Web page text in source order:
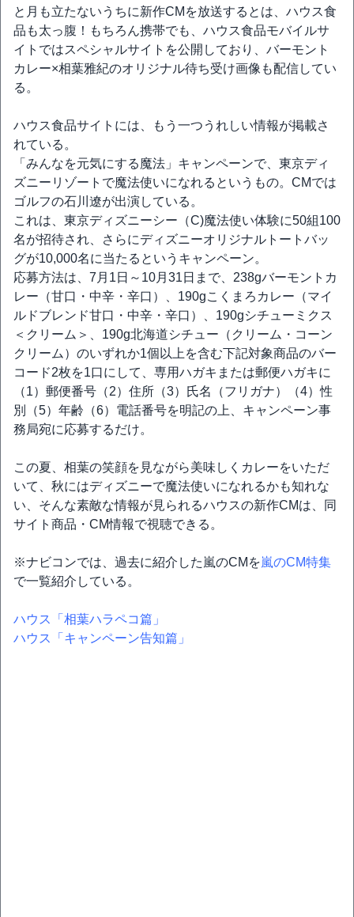
と月も立たないうちに新作CMを放送するとは、ハウス食
品も太っ腹！もちろん携帯でも、ハウス食品モバイルサ
イトではスペシャルサイトを公開しており、バーモント
カレー×相葉雅紀のオリジナル待ち受け画像も配信してい
る。
ハウス食品サイトには、もう一つうれしい情報が掲載さ
れている。
「みんなを元気にする魔法」キャンペーンで、東京ディ
ズニーリゾートで魔法使いになれるというもの。CMでは
ゴルフの石川遼が出演している。
これは、東京ディズニーシー（C)魔法使い体験に50組100
名が招待され、さらにディズニーオリジナルトートバッ
グが10,000名に当たるというキャンペーン。
応募方法は、7月1日～10月31日まで、238gバーモントカ
レー（甘口・中辛・辛口）、190gこくまろカレー（マイ
ルドブレンド甘口・中辛・辛口）、190gシチューミクス
＜クリーム＞、190g北海道シチュー（クリーム・コーン
クリーム）のいずれか1個以上を含む下記対象商品のバー
コード2枚を1口にして、専用ハガキまたは郵便ハガキに
（1）郵便番号（2）住所（3）氏名（フリガナ）（4）性
別（5）年齢（6）電話番号を明記の上、キャンペーン事
務局宛に応募するだけ。
この夏、相葉の笑顔を見ながら美味しくカレーをいただ
いて、秋にはディズニーで魔法使いになれるかも知れな
い、そんな素敵な情報が見られるハウスの新作CMは、同
サイト商品・CM情報で視聴できる。
※ナビコンでは、過去に紹介した嵐のCMを嵐のCM特集
で一覧紹介している。
ハウス「相葉ハラペコ篇」
ハウス「キャンペーン告知篇」